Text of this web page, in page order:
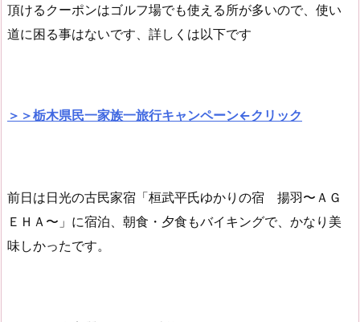
頂けるクーポンはゴルフ場でも使える所が多いので、使い
道に困る事はないです、詳しくは以下です
＞＞栃木県民一家族一旅行キャンペーン←クリック
前日は日光の古民家宿「桓武平氏ゆかりの宿 揚羽〜ＡＧ
ＥＨＡ〜」に宿泊、朝食・夕食もバイキングで、かなり美
味しかったです。